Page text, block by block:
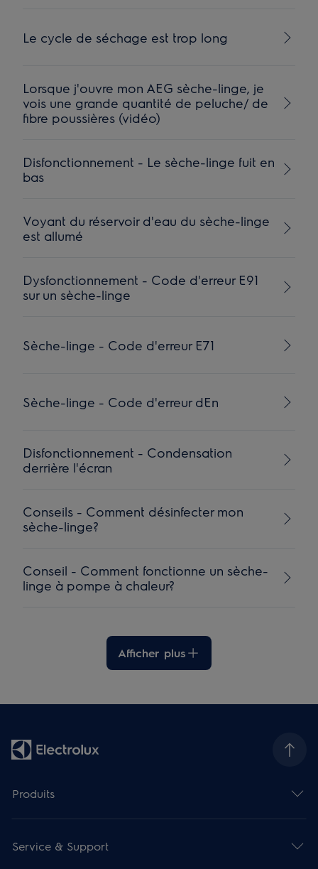
Le cycle de séchage est trop long
Lorsque j'ouvre mon AEG sèche-linge, je
vois une grande quantité de peluche/ de
fibre poussières (vidéo)
Disfonctionnement - Le sèche-linge fuit en
bas
Voyant du réservoir d'eau du sèche-linge
est allumé
Dysfonctionnement - Code d'erreur E91
sur un sèche-linge
Sèche-linge - Code d'erreur E71
Sèche-linge - Code d'erreur dEn
Disfonctionnement - Condensation
derrière l'écran
Conseils - Comment désinfecter mon
sèche-linge?
Conseil - Comment fonctionne un sèche-
linge à pompe à chaleur?
Afficher plus
Produits
Service & Support